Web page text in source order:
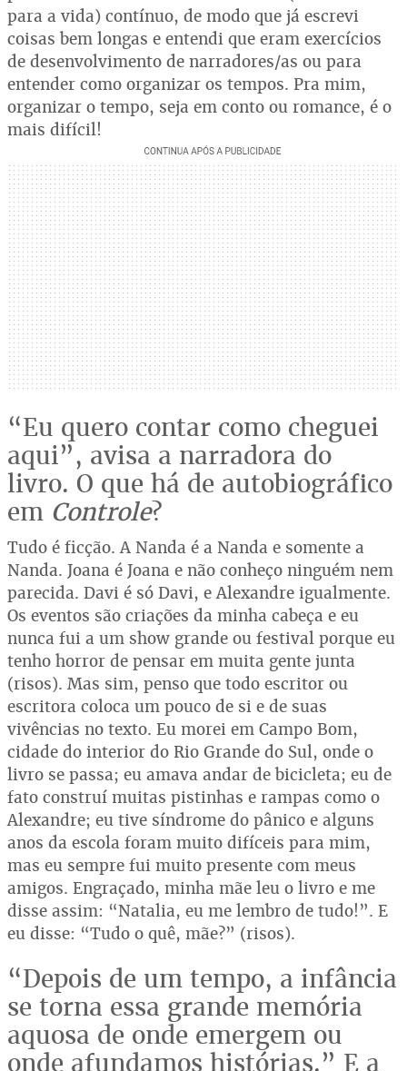
para a vida) contínuo, de modo que já escrevi
coisas bem longas e entendi que eram exercícios
de desenvolvimento de narradores/as ou para
entender como organizar os tempos. Pra mim,
organizar o tempo, seja em conto ou romance, é o
mais difícil!
“Eu quero contar como cheguei
aqui”, avisa a narradora do
livro. O que há de autobiográfico
em Controle?
Tudo é ficção. A Nanda é a Nanda e somente a
Nanda. Joana é Joana e não conheço ninguém nem
parecida. Davi é só Davi, e Alexandre igualmente.
Os eventos são criações da minha cabeça e eu
nunca fui a um show grande ou festival porque eu
tenho horror de pensar em muita gente junta
(risos). Mas sim, penso que todo escritor ou
escritora coloca um pouco de si e de suas
vivências no texto. Eu morei em Campo Bom,
cidade do interior do Rio Grande do Sul, onde o
livro se passa; eu amava andar de bicicleta; eu de
fato construí muitas pistinhas e rampas como o
Alexandre; eu tive síndrome do pânico e alguns
anos da escola foram muito difíceis para mim,
mas eu sempre fui muito presente com meus
amigos. Engraçado, minha mãe leu o livro e me
disse assim: “Natalia, eu me lembro de tudo!”. E
eu disse: “Tudo o quê, mãe?” (risos).
“Depois de um tempo, a infância
se torna essa grande memória
aquosa de onde emergem ou
onde afundamos histórias.” E a